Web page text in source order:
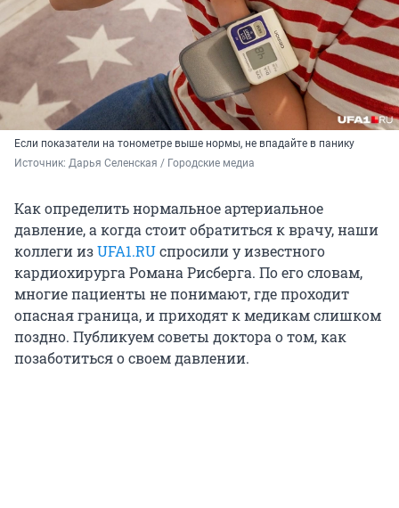
Если показатели на тонометре выше нормы, не впадайте в панику
Источник: Дарья Селенская / Городские медиа
Как определить нормальное артериальное
давление, а когда стоит обратиться к врачу, наши
коллеги изUFA1.RUспросили у известного
кардиохирурга Романа Рисберга. По его словам,
многие пациенты не понимают, где проходит
опасная граница, и приходят к медикам слишком
поздно. Публикуем советы доктора о том, как
позаботиться о своем давлении.